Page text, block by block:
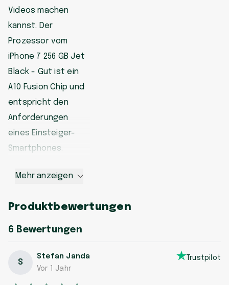
Videos machen
kannst. Der
Prozessor vom
iPhone 7 256 GB Jet
Black - Gut ist ein
A10 Fusion Chip und
entspricht den
Anforderungen
eines Einsteiger-
Smartphones.
Mehr anzeigen
Produktbewertungen
6 Bewertungen
S
Stefan Janda
Vor 1 Jahr
Trustpilot